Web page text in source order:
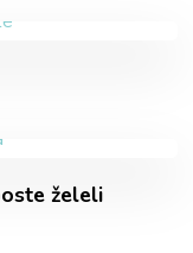
želeli